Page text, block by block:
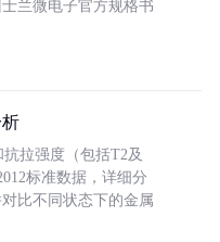
兰微电子官方规格书
拉强度（包括T2及
标准数据，详细分
比不同状态下的金属